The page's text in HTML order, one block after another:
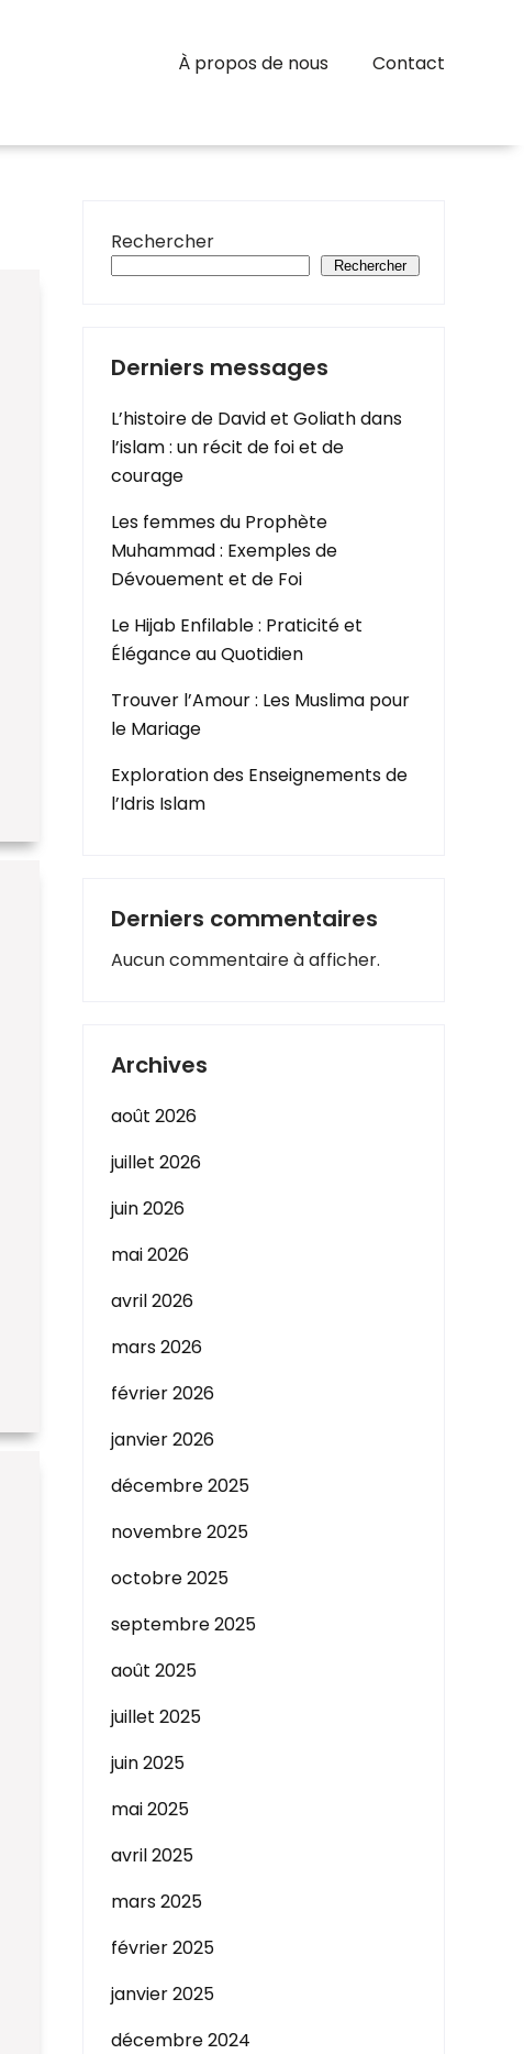
À propos de nous Contact
Rechercher
Rechercher
Derniers messages
L’histoire de David et Goliath dans
l’islam : un récit de foi et de
courage
Les femmes du Prophète
Muhammad : Exemples de
Dévouement et de Foi
Le Hijab Enfilable : Praticité et
Élégance au Quotidien
Trouver l’Amour : Les Muslima pour
le Mariage
Exploration des Enseignements de
l’Idris Islam
Derniers commentaires
Aucun commentaire à afficher.
Archives
août 2026
juillet 2026
juin 2026
mai 2026
avril 2026
mars 2026
février 2026
janvier 2026
décembre 2025
novembre 2025
octobre 2025
septembre 2025
août 2025
juillet 2025
juin 2025
mai 2025
avril 2025
mars 2025
février 2025
janvier 2025
décembre 2024